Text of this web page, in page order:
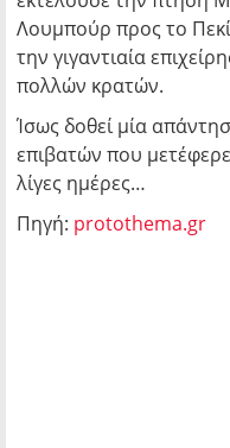
Λουμπούρ προς το
την γιγαντιαία
πολλών κρατών.
Ίσως δοθεί μία
επιβατών που
λίγες ημέρες…
Πηγή: protothema.gr